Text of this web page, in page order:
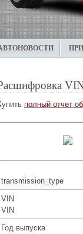
полный отчет
transmission_type
VIN
VIN
Год выпуска